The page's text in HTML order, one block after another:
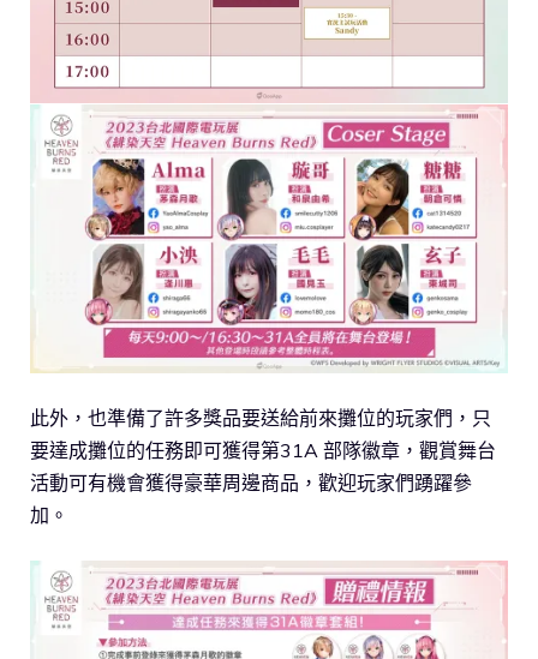
此外，也準備了許多獎品要送給前來攤位的玩家們，只
要達成攤位的任務即可獲得第31A 部隊徽章，觀賞舞台
活動可有機會獲得豪華周邊商品，歡迎玩家們踴躍參
加。